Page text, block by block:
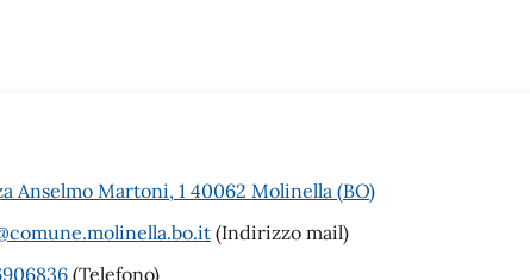
Anselmo Martoni, 1 40062 Molinella (BO)
(Indirizzo mail)
(Telefono)